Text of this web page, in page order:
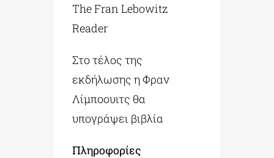
The Fran Lebowitz
Reader
Στο τέλος της
εκδήλωσης η Φραν
Λίμποουιτς θα
υπογράψει βιβλία
Πληροφορίες